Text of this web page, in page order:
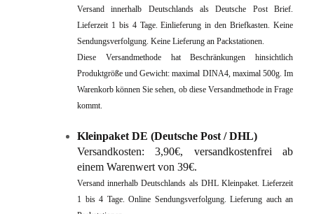
Versand innerhalb Deutschlands als Deutsche Post Brief.
Lieferzeit 1 bis 4 Tage. Einlieferung in den Briefkasten. Keine
Sendungsverfolgung. Keine Lieferung an Packstationen.
Diese Versandmethode hat Beschränkungen hinsichtlich
Produktgröße und Gewicht: maximal DINA4, maximal 500g. Im
Warenkorb können Sie sehen, ob diese Versandmethode in Frage
kommt.
Kleinpaket DE (Deutsche Post / DHL)
Versandkosten: 3,90€, versandkostenfrei ab
einem Warenwert von 39€.
Versand innerhalb Deutschlands als DHL Kleinpaket. Lieferzeit
1 bis 4 Tage. Online Sendungsverfolgung. Lieferung auch an